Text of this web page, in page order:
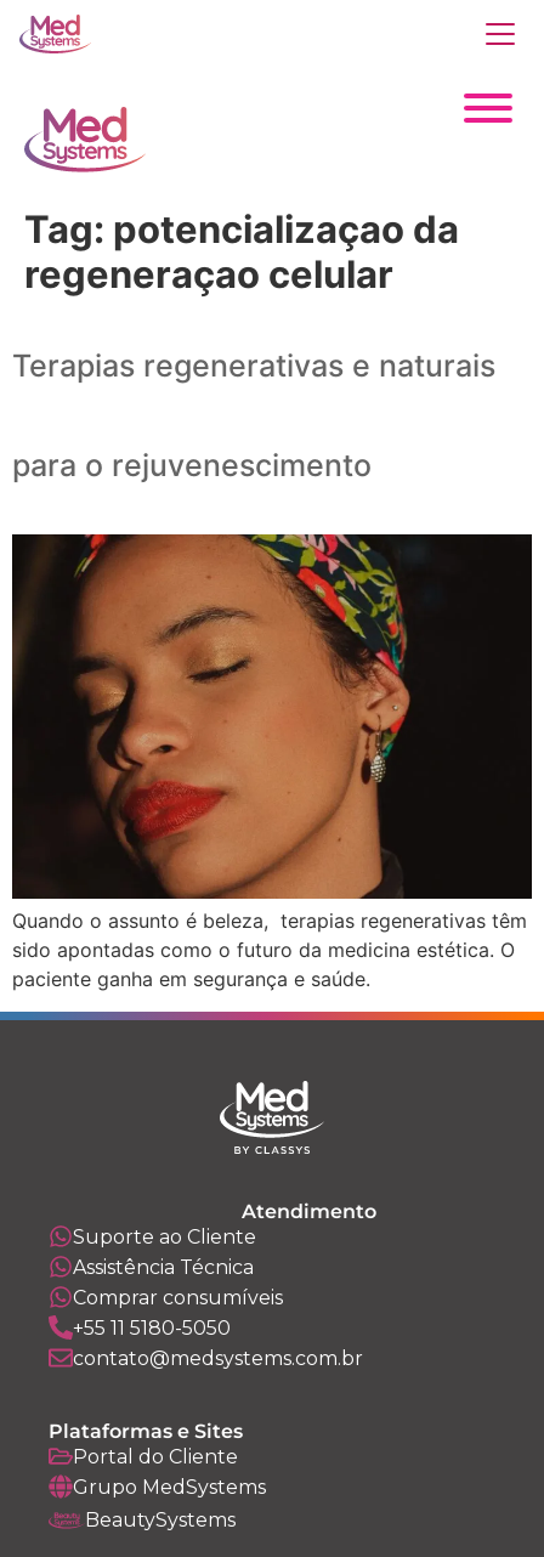
Tag: potencializaçao da
regeneraçao celular
Terapias regenerativas e naturais
para o rejuvenescimento
Quando o assunto é beleza, terapias regenerativas têm
sido apontadas como o futuro da medicina estética. O
paciente ganha em segurança e saúde.
Atendimento
Suporte ao Cliente
Assistência Técnica
Comprar consumíveis
+55 11 5180-5050
contato@medsystems.com.br
Plataformas e Sites
Portal do Cliente
Grupo MedSystems
BeautySystems